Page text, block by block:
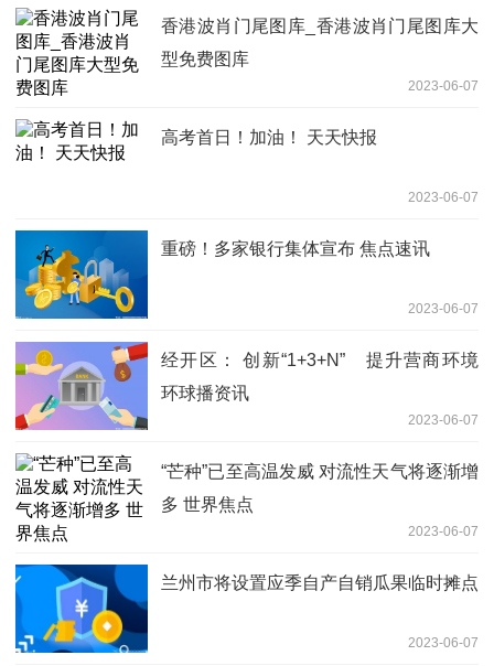
香港波肖门尾图库_香港波肖门尾图库大
型免费图库
2023-06-07
高考首日！加油！ 天天快报
2023-06-07
重磅！多家银行集体宣布 焦点速讯
2023-06-07
经开区： 创新“1+3+N” 提升营商环境
环球播资讯
2023-06-07
“芒种”已至高温发威 对流性天气将逐渐增
多 世界焦点
2023-06-07
兰州市将设置应季自产自销瓜果临时摊点
2023-06-07